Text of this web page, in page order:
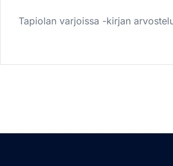
Tapiolan varjoissa -kirjan